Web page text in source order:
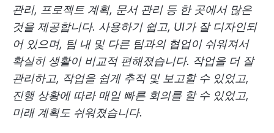
관리, 프로젝트 계획, 문서 관리 등 한 곳에서 많은
것을 제공합니다. 사용하기 쉽고, UI가 잘 디자인되
어 있으며, 팀 내 및 다른 팀과의 협업이 쉬워져서
확실히 생활이 비교적 편해졌습니다. 작업을 더 잘
관리하고, 작업을 쉽게 추적 및 보고할 수 있었고,
진행 상황에 따라 매일 빠른 회의를 할 수 있었고,
미래 계획도 쉬워졌습니다.